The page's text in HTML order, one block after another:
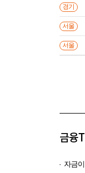
경기
서울
서울
금융
자금